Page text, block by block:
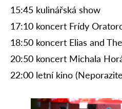
15:45 kulinářská show
17:10 koncert Frídy
18:50 koncert Elias and
20:50 koncert Michala
22:00 letní kino